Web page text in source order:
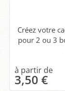
Créez votre
pour 2 ou 3
3,50 €